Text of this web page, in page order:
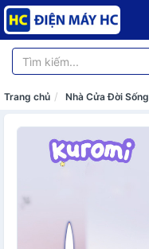
Trang chủ Nhà Cửa Đời Sống